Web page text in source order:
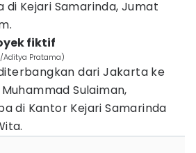
Kejari Samarinda, Jumat
fiktif
Aditya Pratama)
dari Jakarta ke
Sulaiman,
di Kantor Kejari Samarinda